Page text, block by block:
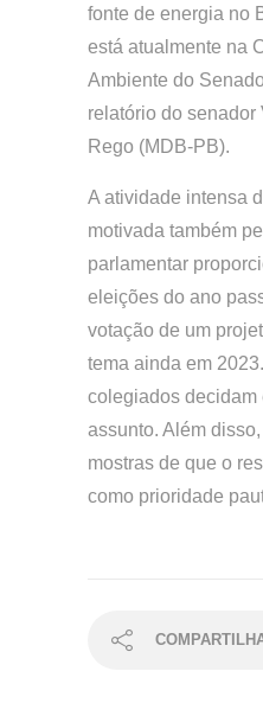
fonte de energia no
está atualmente na
Ambiente do
relatório do
Rego (MDB-PB).
A atividade intensa
motivada também
parlamentar
eleições do ano
votação de um
tema ainda em
colegiados decidam
assunto. Além
mostras de que o
como prioridade